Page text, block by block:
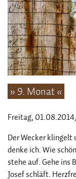
» 9. Monat «
Freitag, 01.08.2014
Der Wecker klingelt
denke ich. Wie
stehe auf. Gehe ins
Josef schläft.